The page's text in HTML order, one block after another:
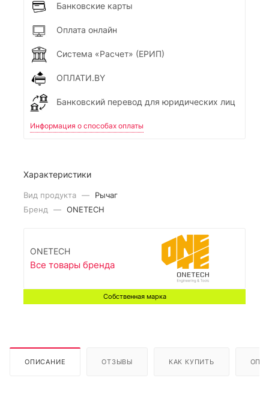
Банковские карты
Оплата онлайн
Система «Расчет» (ЕРИП)
ОПЛАТИ.BY
Банковский перевод для юридических лиц
Информация о способах оплаты
Характеристики
Вид продукта —
Рычаг
Бренд — ONETECH
ONETECH
Все товары бренда
Собственная марка
ОПИСАНИЕ ОТЗЫВЫ КАК КУПИТЬ